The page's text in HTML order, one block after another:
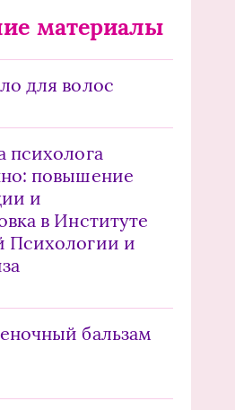
материалы
для волос
психолога
повышение
и
в Институте
Психологии и
бальзам